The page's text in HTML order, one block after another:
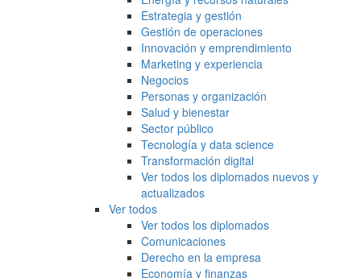
Estrategia y gestión
Gestión de operaciones
Innovación y emprendimiento
Marketing y experiencia
Negocios
Personas y organización
Salud y bienestar
Sector público
Tecnología y data science
Transformación digital
Ver todos los diplomados nuevos y
actualizados
Ver todos
Ver todos los diplomados
Comunicaciones
Derecho en la empresa
Economía y finanzas